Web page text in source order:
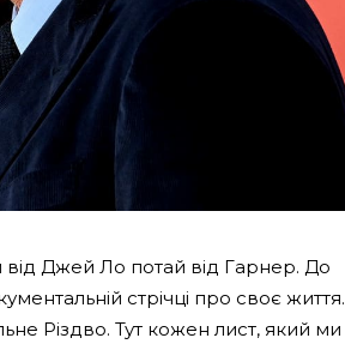
Джей Ло потай від Гарнер. До
стрічці про своє життя.
Різдво. Тут кожен лист, який ми